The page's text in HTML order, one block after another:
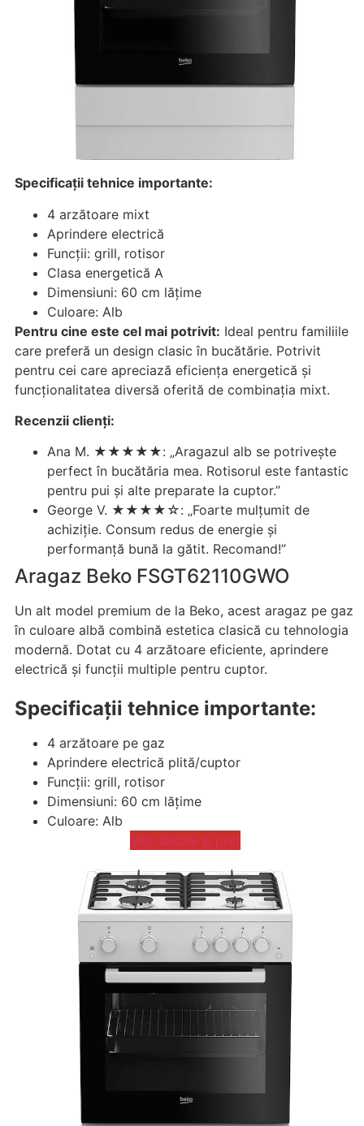
Specificații tehnice importante:
4 arzătoare mixt
Aprindere electrică
Funcții: grill, rotisor
Clasa energetică A
Dimensiuni: 60 cm lățime
Culoare: Alb
Pentru cine este cel mai potrivit: Ideal pentru familiile
care preferă un design clasic în bucătărie. Potrivit
pentru cei care apreciază eficiența energetică și
funcționalitatea diversă oferită de combinația mixt.
Recenzii clienți:
Ana M. ★★★★★: „Aragazul alb se potrivește
perfect în bucătăria mea. Rotisorul este fantastic
pentru pui și alte preparate la cuptor.”
George V. ★★★★☆: „Foarte mulțumit de
achiziție. Consum redus de energie și
performanță bună la gătit. Recomand!”
Aragaz Beko FSGT62110GWO
Un alt model premium de la Beko, acest aragaz pe gaz
în culoare albă combină estetica clasică cu tehnologia
modernă. Dotat cu 4 arzătoare eficiente, aprindere
electrică și funcții multiple pentru cuptor.
Specificații tehnice importante:
4 arzătoare pe gaz
Aprindere electrică plită/cuptor
Funcții: grill, rotisor
Dimensiuni: 60 cm lățime
Culoare: Alb
Vezi detalii și preț